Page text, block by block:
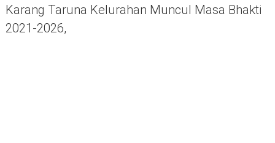
Karang Taruna Kelurahan Muncul Masa Bhakti
2021-2026,